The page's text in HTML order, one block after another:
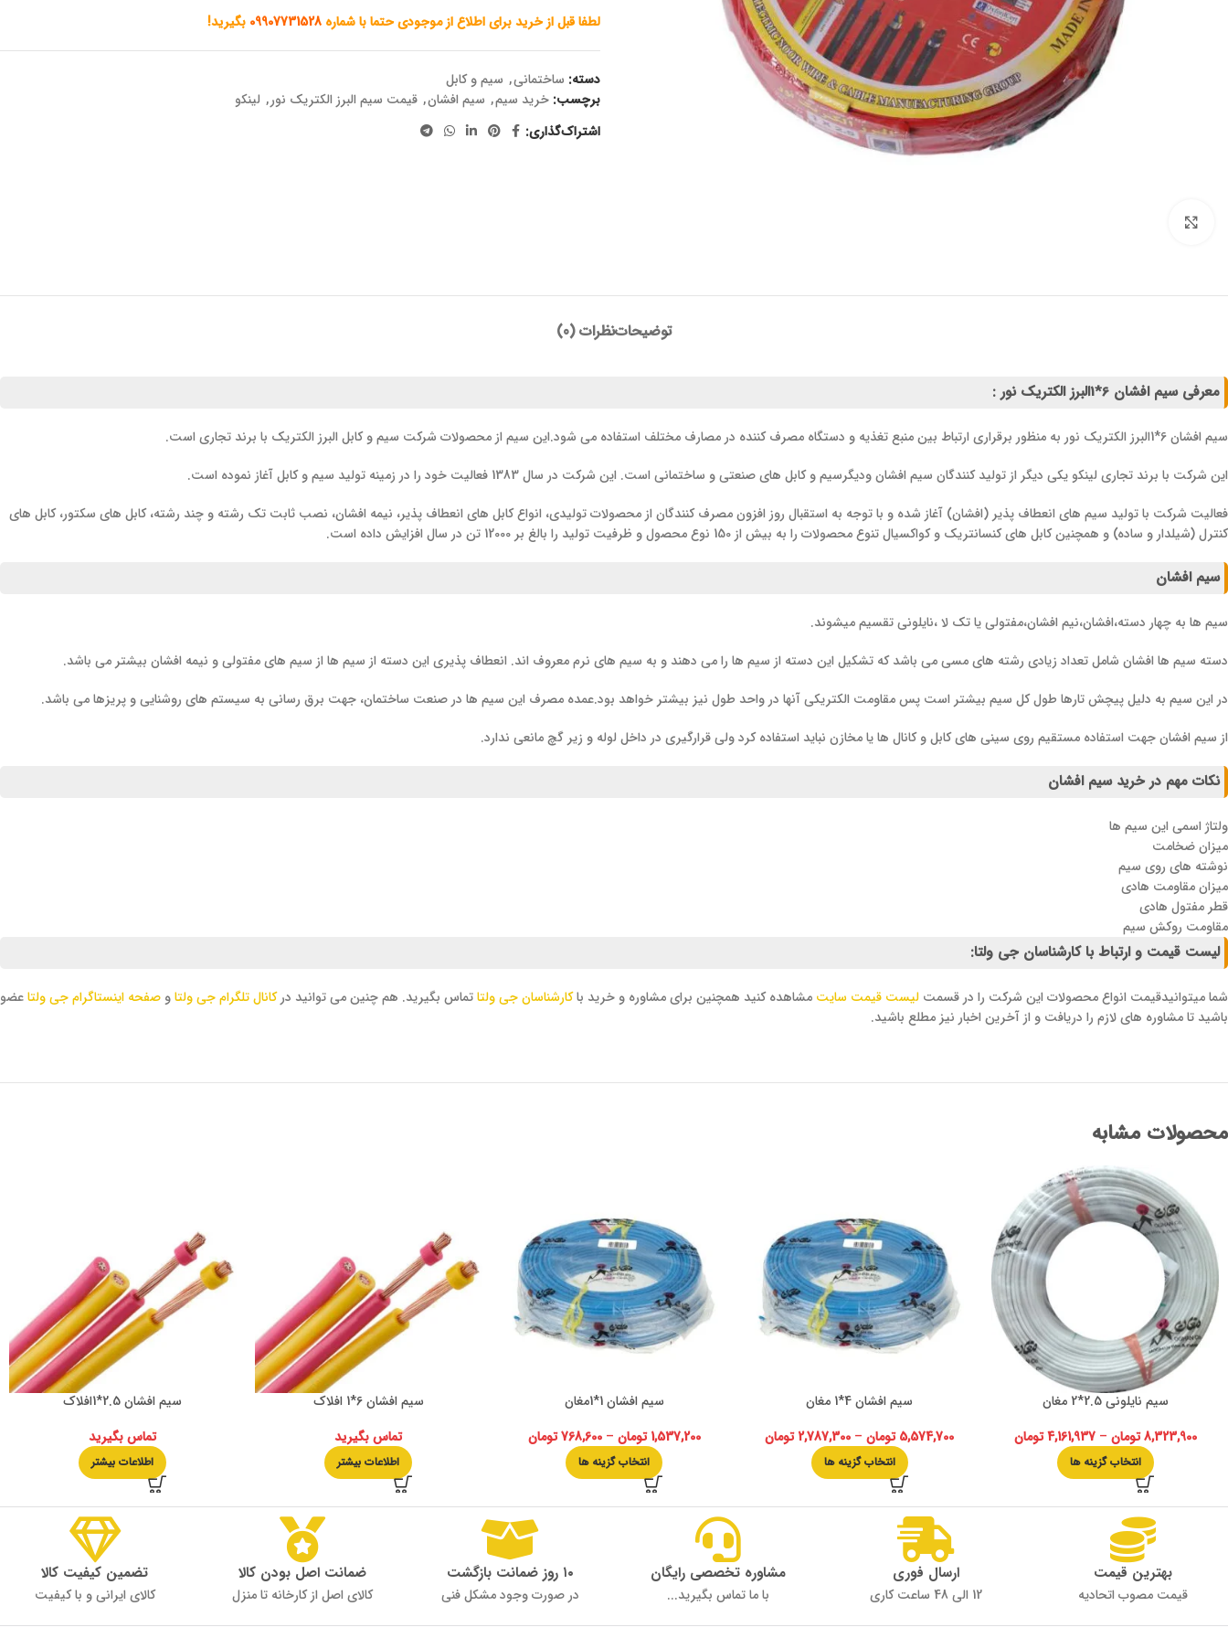
لطفا قبل از خرید برای اطلاع از موجودی حتما با شماره 09907731528 بگیرید!
دسته: ساختمانی, سیم و کابل
برچسب: خرید سیم, سیم افشان, قیمت سیم البرز الکتریک نور, لینکو
اشتراک‌گذاری:
توضیحاتنظرات (0)
معرفی سیم افشان 6*1البرز الکتریک نور :
سیم افشان 6*1البرز الکتریک نور به منظور برقراری ارتباط بین منبع تغذیه و دستگاه مصرف کننده در مصارف مختلف استفاده می شود.این سیم از محصولات شرکت سیم و کابل البرز الکتریک با برند تجاری است.
این شرکت با برند تجاری لینکو یکی دیگر از تولید کنندگان سیم افشان ودیگرسیم و کابل های صنعتی و ساختمانی است. این شرکت در سال 1383 فعالیت خود را در زمینه تولید سیم و کابل آغاز نموده است.
فعالیت شرکت با تولید سیم های انعطاف پذیر (افشان) آغاز شده و با توجه به استقبال روز افزون مصرف کنندگان از محصولات تولیدی، انواع کابل های انعطاف پذیر، نیمه افشان، نصب ثابت تک رشته و چند رشته، کابل های سکتور، کابل های
کنترل (شیلدار و ساده) و همچنین کابل های کنسانتریک و کواکسیال تنوع محصولات را به بیش از 150 نوع محصول و ظرفیت تولید را بالغ بر 12000 تن در سال افزایش داده است.
سیم افشان
سیم ها به چهار دسته،افشان،نیم افشان،مفتولی یا تک لا ،نایلونی تقسیم میشوند.
دسته سیم ها افشان شامل تعداد زیادی رشته های مسی می باشد که تشکیل این دسته از سیم ها را می دهند و به سیم های نرم معروف اند. انعطاف پذیری این دسته از سیم ها از سیم های مفتولی و نیمه افشان بیشتر می باشد.
در این سیم به دلیل پیچش تارها طول کل سیم بیشتر است پس مقاومت الکتریکی آنها در واحد طول نیز بیشتر خواهد بود.عمده مصرف این سیم ها در صنعت ساختمان، جهت برق رسانی به سیستم های روشنایی و پریزها می باشد.
از سیم افشان جهت استفاده مستقیم روی سینی های کابل و کانال ها یا مخازن نباید استفاده کرد ولی قرارگیری در داخل لوله و زیر گچ مانعی ندارد.
نکات مهم در خرید سیم افشان
ولتاژ اسمی این سیم ها
میزان ضخامت
نوشته های روی سیم
میزان مقاومت هادی
قطر مفتول هادی
مقاومت روکش سیم
لیست قیمت و ارتباط با کارشناسان جی ولتا:
شما میتوانیدقیمت انواع محصولات این شرکت را در قسمت لیست قیمت سایت مشاهده کنید همچنین برای مشاوره و خرید باکارشناسان جی ولتاتماس بگیرید. هم چنین می توانید درکانال تلگرام جی ولتاو صفحه اینستاگرام جی ولتاعضو
باشید تا مشاوره های لازم را دریافت و از آخرین اخبار نیز مطلع باشید.
محصولات مشابه
سیم نایلونی 2.5*2 مغان
8,323,900 تومان –
4,161,937 تومان
انتخاب گزینه ها
سیم افشان 4*1 مغان
5,574,700 تومان –
2,787,300تومان
انتخاب گزینه ها
سیم افشان 1*1مغان
1,537,200 تومان –
768,600 تومان
انتخاب گزینه ها
سیم افشان 6*1 افلاک
تماس بگیرید
اطلاعات بیشتر
سیم افشان 2.5*1افلاک
تماس بگیرید
اطلاعات بیشتر
بهترین قیمت
قیمت مصوب اتحادیه
ارسال فوری
12 الی 48 ساعت کاری
مشاوره تخصصی رایگان
با ما تماس بگیرید...
۱۰ روز ضمانت بازگشت
در صورت وجود مشکل فنی
ضمانت اصل بودن کالا
کالای اصل از کارخانه تا منزل
تضمین کیفیت کالا
کالای ایرانی و با کیفیت